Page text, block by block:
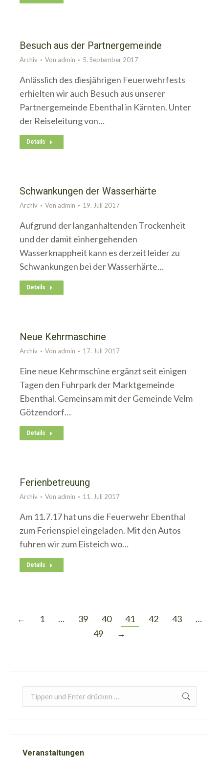
Besuch aus der Partnergemeinde
Archiv Von admin 5. September 2017
Anlässlich des diesjährigen Feuerwehrfests
erhielten wir auch Besuch aus unserer
Partnergemeinde Ebenthal in Kärnten. Unter
der Reiseleitung von…
Details
Schwankungen der Wasserhärte
Archiv Von admin 19. Juli 2017
Aufgrund der langanhaltenden Trockenheit
und der damit einhergehenden
Wasserknappheit kann es derzeit leider zu
Schwankungen bei der Wasserhärte…
Details
Neue Kehrmaschine
Archiv Von admin 17. Juli 2017
Eine neue Kehrmschine ergänzt seit einigen
Tagen den Fuhrpark der Marktgemeinde
Ebenthal. Gemeinsam mit der Gemeinde Velm
Götzendorf…
Details
Ferienbetreuung
Archiv Von admin 11. Juli 2017
Am 11.7.17 hat uns die Feuerwehr Ebenthal
zum Ferienspiel eingeladen. Mit den Autos
fuhren wir zum Eisteich wo…
Details
← 1 … 39 40 41 42 43
…
49
→
Search:
Veranstaltungen